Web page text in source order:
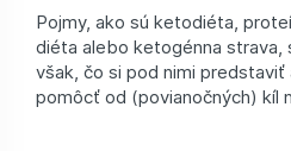
Pojmy, ako sú ketodiéta,
diéta alebo ketogénna strava,
však, čo si pod nimi predstaviť
pomôcť od (povianočných) kíl